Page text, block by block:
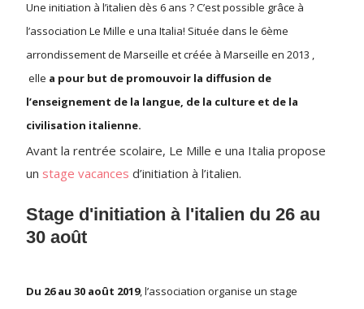
Une initiation à l’italien dès 6 ans ? C’est possible grâce à
l’association Le Mille e una Italia! Située dans le 6ème
arrondissement de Marseille et créée à Marseille en 2013 ,
elle a pour but de promouvoir la diffusion de
l’enseignement de la langue, de la culture et de la
civilisation italienne.
Avant la rentrée scolaire, Le Mille e una Italia propose
un stage vacances d’initiation à l’italien.
Stage d'initiation à l'italien du 26 au
30 août
Du 26 au 30 août 2019, l’association organise un stage